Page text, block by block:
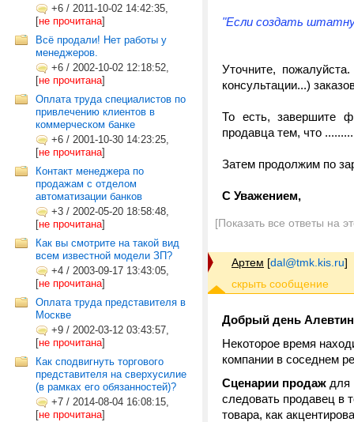
+6 / 2011-10-02 14:42:35,
[не прочитана]
Всё продали! Нет работы у
менеджеров.
+6 / 2002-10-02 12:18:52,
[не прочитана]
Оплата труда специалистов по
привлечению клиентов в
коммерческом банке
+6 / 2001-10-30 14:23:25,
[не прочитана]
Контакт менеджера по
продажам с отделом
автоматизации банков
+3 / 2002-05-20 18:58:48,
[не прочитана]
Как вы смотрите на такой вид
всем известной модели ЗП?
+4 / 2003-09-17 13:43:05,
[не прочитана]
Оплата труда представителя в
Москве
+9 / 2002-03-12 03:43:57,
[не прочитана]
Как сподвигнуть торгового
представителя на сверхусилие
(в рамках его обязанностей)?
+7 / 2014-08-04 16:08:15,
[не прочитана]
"Если создать
Уточните,
консультации...)
То есть, завершите
продавца тем, что
Затем продолжим по
С Уважением,
[Показать все ответы на
Артем [dal@tmk.kis.ru]
Добрый день
Некоторое время
компании в соседнем
Сценарии продаж для
следовать продавец в
товара, как